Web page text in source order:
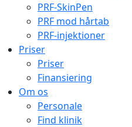
PRF-SkinPen
PRF mod hårtab
PRF-injektioner
Priser
Priser
Finansiering
Om os
Personale
Find klinik